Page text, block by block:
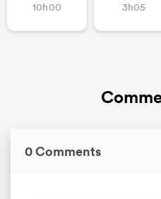
10h00 3h05
0 Comments